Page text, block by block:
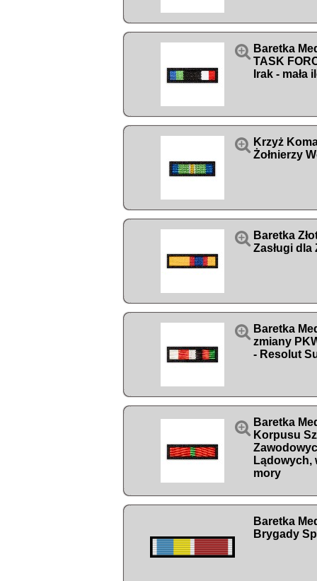
 Baretka
TASK
Irak - mała
 Krzyż
Żołnierzy
 Baretka
Zasługi dla
 Baretka
zmiany
- Resolut
 Baretka
Korpusu
Lądowych,
mory
Baretka
Brygady